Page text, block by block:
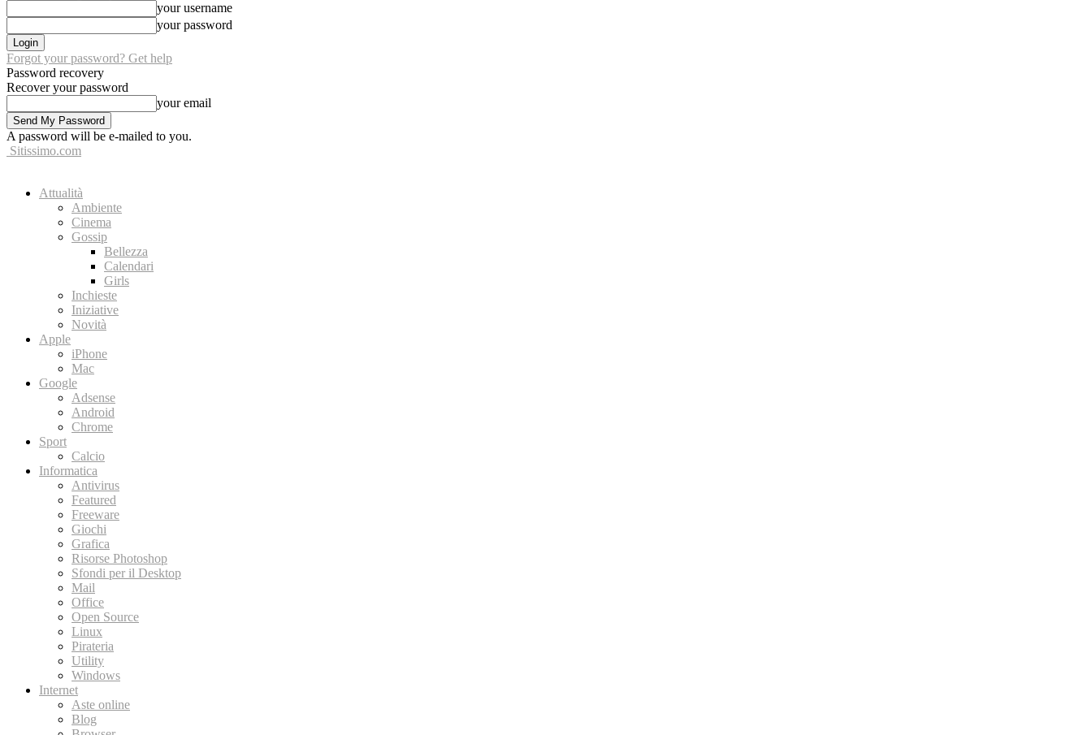
your username
your password
Forgot your password? Get help
Password recovery
Recover your password
your email
A password will be e-mailed to you.
Sitissimo.com
Attualità
Ambiente
Cinema
Gossip
Bellezza
Calendari
Girls
Inchieste
Iniziative
Novità
Apple
iPhone
Mac
Google
Adsense
Android
Chrome
Sport
Calcio
Informatica
Antivirus
Featured
Freeware
Giochi
Grafica
Risorse Photoshop
Sfondi per il Desktop
Mail
Office
Open Source
Linux
Pirateria
Utility
Windows
Internet
Aste online
Blog